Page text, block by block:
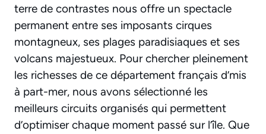
terre de contrastes nous offre un spectacle
permanent entre ses imposants cirques
montagneux, ses plages paradisiaques et ses
volcans majestueux. Pour chercher pleinement
les richesses de ce département français d’mis
à part-mer, nous avons sélectionné les
meilleurs circuits organisés qui permettent
d’optimiser chaque moment passé sur l’île. Que